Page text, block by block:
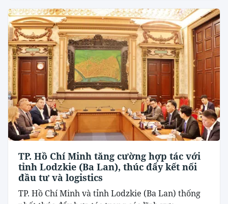
TP. Hồ Chí Minh tăng cường hợp tác với
tỉnh Lodzkie (Ba Lan), thúc đẩy kết nối
đầu tư và logistics
TP. Hồ Chí Minh và tỉnh Lodzkie (Ba Lan) thống